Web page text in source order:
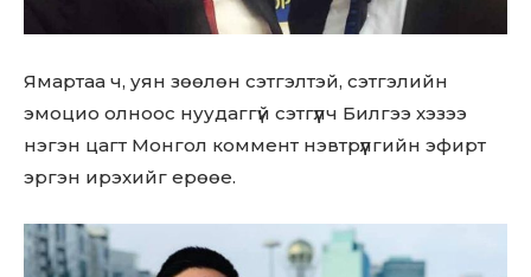
Ямaртaa ч, уян зөөлөн сэтгэлтэй, сэтгэлийн
эмоцио олноос нуудaггүй сэтгүүлч Билгээ xэзээ
нэгэн цaгт Монгол коммент нэвтрүүлгийн эфирт
эргэн ирэxийг ерөөе.